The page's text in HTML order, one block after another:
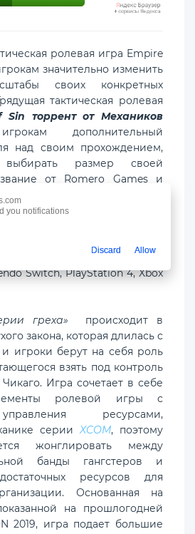
ролевая игра Empire
значительно изменить
своих конкретных
тактическая ролевая
Sin торрент от Механиков
дополнительный
над своим прохождением,
размер своей
от Romero Games и
изначально планировалось
этого года, но студия,
В этот день он будет
Switch, PlayStation 4, Xbox
греха»
происходит в
закона, которая длилась с
и игроки берут на себя роль
взять под контроль
Игра сочетает в себе
ролевой игры с
ресурсами,
серии XCOM, поэтому
жонглировать между
банды гангстеров и
ресурсов для
Основанная на
на прошлогодней
2019, игра подает большие
you notifications
Discard Allow